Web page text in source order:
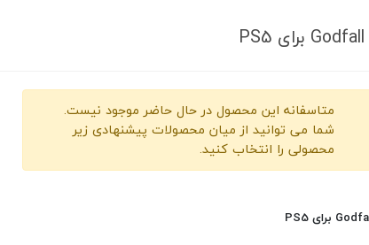
متاسفانه این محصول در حال حاضر موجود نیست.
شما می توانید از میان محصولات پیشنهادی زیر
محصولی را انتخاب کنید.